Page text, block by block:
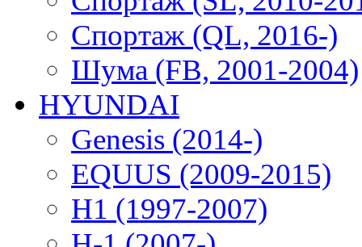
Спортаж (QL, 2016-)
Шума (FB, 2001-2004)
HYUNDAI
Genesis (2014-)
EQUUS (2009-2015)
H1 (1997-2007)